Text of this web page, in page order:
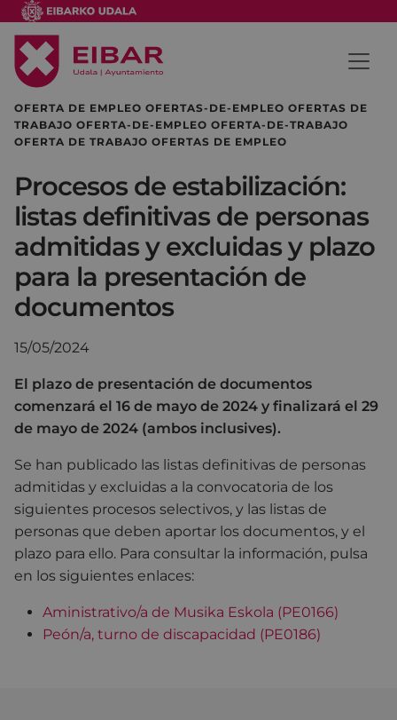
OFERTA DE EMPLEO OFERTAS-DE-EMPLEO OFERTAS DE
TRABAJO OFERTA-DE-EMPLEO OFERTA-DE-TRABAJO
OFERTA DE TRABAJO OFERTAS DE EMPLEO
Procesos de estabilización:
listas definitivas de personas
admitidas y excluidas y plazo
para la presentación de
documentos
15/05/2024
El plazo de presentación de documentos
comenzará el 16 de mayo de 2024 y finalizará el 29
de mayo de 2024 (ambos inclusives).
Se han publicado las listas definitivas de personas
admitidas y excluidas a la convocatoria de los
siguientes procesos selectivos, y las listas de
personas que deben aportar los documentos, y el
plazo para ello. Para consultar la información, pulsa
en los siguientes enlaces:
Aministrativo/a de Musika Eskola (PE0166)
Peón/a, turno de discapacidad (PE0186)